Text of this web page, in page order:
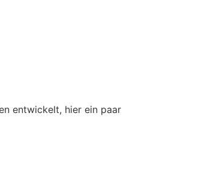
entwickelt, hier ein paar